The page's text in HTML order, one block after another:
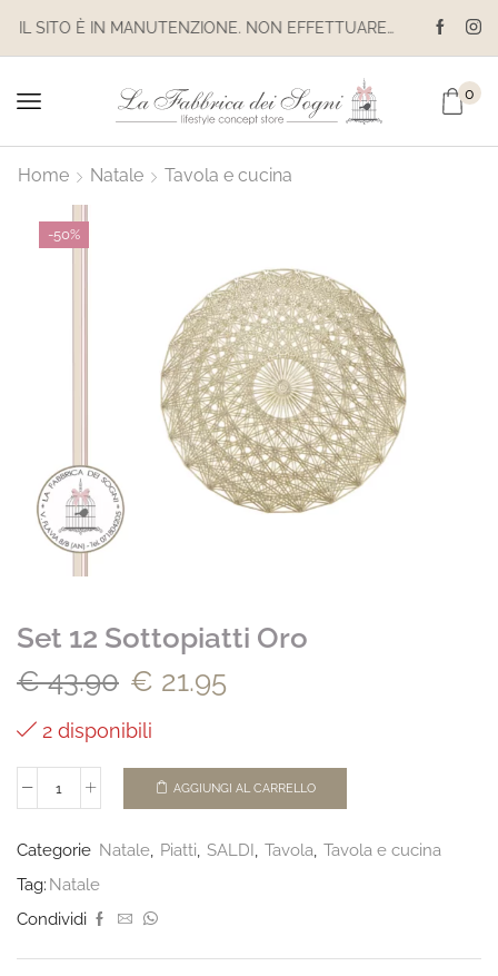
IL SITO È IN MANUTENZIONE. NON EFFETTUARE ACQUISTI. LE SPEDIZIONI SONO SOSPESE
0
Home Natale Tavola e cucina
-50%
Set 12 Sottopiatti Oro
€43.90 € 21.95
2 disponibili
AGGIUNGI AL CARRELLO
Categorie Natale Piatti SALDI Tavola Tavola e cucina
Tag: Natale
Condividi